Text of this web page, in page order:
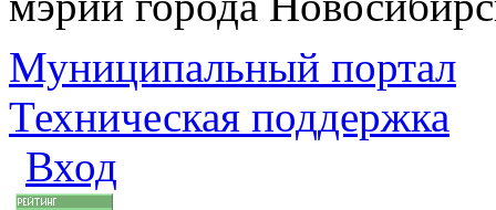
Муниципальный портал
Техническая поддержка
Вход